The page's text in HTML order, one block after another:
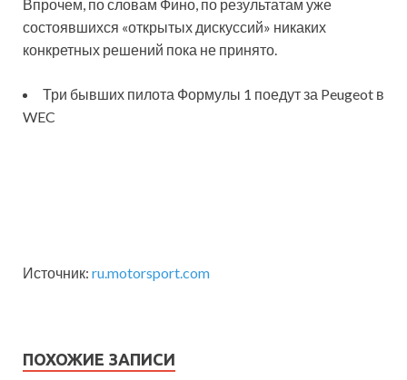
Впрочем, по словам Фино, по результатам уже
состоявшихся «открытых дискуссий» никаких
конкретных решений пока не принято.
Три бывших пилота Формулы 1 поедут за Peugeot в
WEC
Источник: ru.motorsport.com
ПОХОЖИЕ ЗАПИСИ